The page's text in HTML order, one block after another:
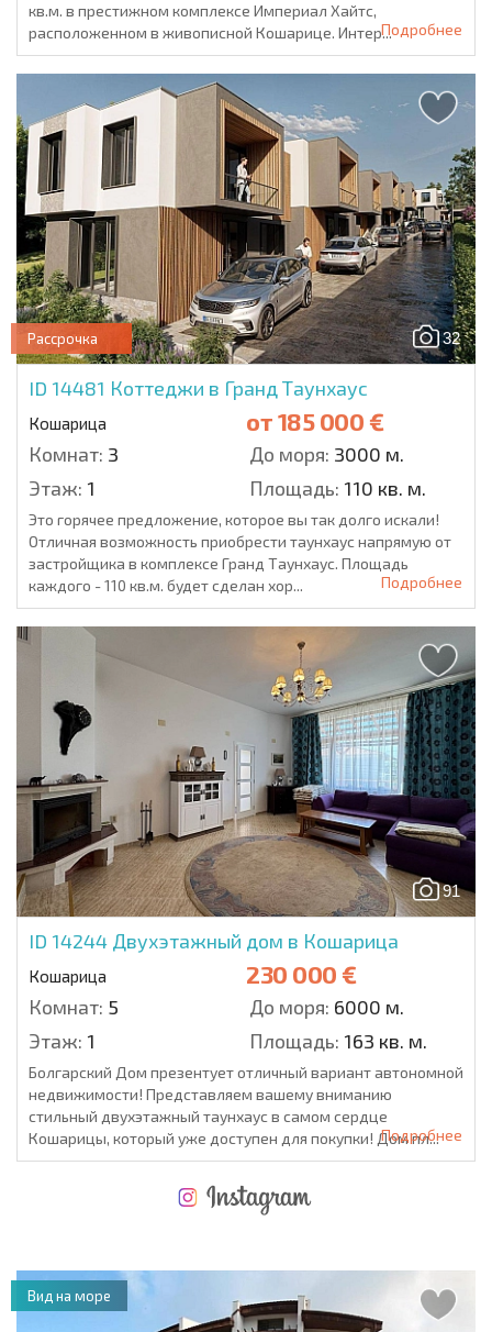
кв.м. в престижном комплексе Империал Хайтс,
расположенном в живописной Кошарице. Интер...Подробнее
32
Рассрочка
ID 14481 Коттеджи в Гранд Таунхаус
Кошарица от185 000 €
Комнат: 3 До моря: 3000 м.
Этаж: 1 Площадь: 110 кв. м.
Это горячее предложение, которое вы так долго искали!
Отличная возможность приобрести таунхаус напрямую от
застройщика в комплексе Гранд Таунхаус. Площадь
каждого - 110 кв.м. будет сделан хор...
Подробнее
91
ID 14244 Двухэтажный дом в Кошарица
Кошарица 230 000 €
Комнат: 5 До моря: 6000 м.
Этаж: 1 Площадь: 163 кв. м.
Болгарский Дом презентует отличный вариант автономной
недвижимости! Представляем вашему вниманию
стильный двухэтажный таунхаус в самом сердце
Кошарицы, который уже доступен для покупки! Дом пл...
Подробнее
Вид на море